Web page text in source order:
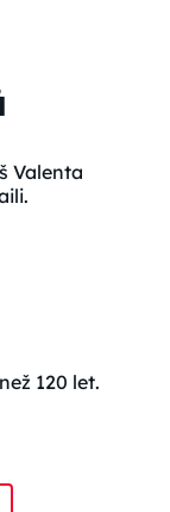
Valenta
120 let.